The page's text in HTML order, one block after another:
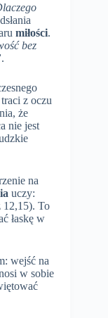
miłości.
bez
.
z oczu
że
nie jest
na
uczy:
12,15). To
łaskę w
wejść na
w sobie